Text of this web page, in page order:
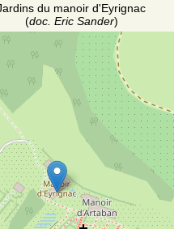
du manoir d'Eyrignac
(doc. Eric Sander)